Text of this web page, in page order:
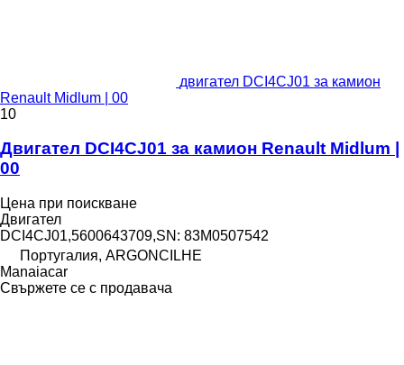
двигател DCI4CJ01 за камион
Renault Midlum | 00
10
Двигател DCI4CJ01 за камион Renault Midlum |
00
Цена при поискване
Двигател
DCI4CJ01,5600643709,SN: 83M0507542
Португалия, ARGONCILHE
Manaiacar
Свържете се с продавача